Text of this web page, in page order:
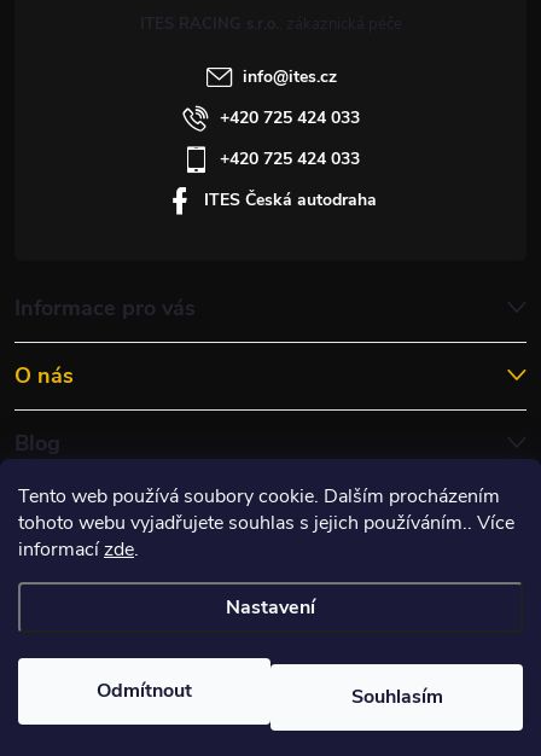
Tento web používá soubory cookie. Dalším procházením
tohoto webu vyjadřujete souhlas s jejich používáním.. Více
informacízde.
Nastavení
Odmítnout Souhlasím
Informace pro vás
O nás
Blog
ITES RACING s.r.o.
info@ites.cz
+420 725 424 033
+420 725 424 033
ITES Česká autodraha
nastavení cookies